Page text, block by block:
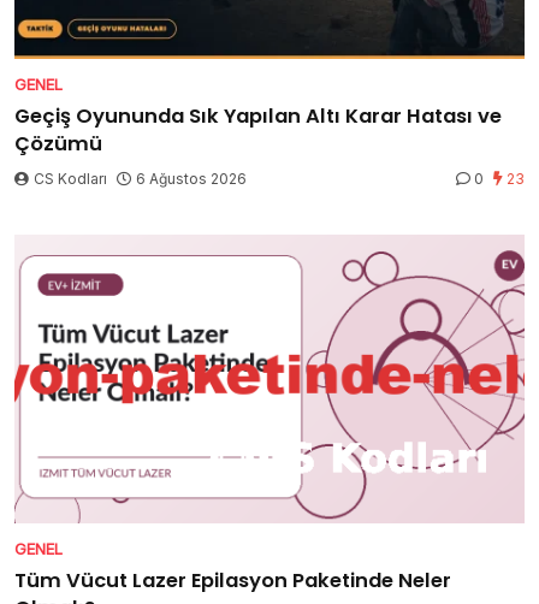
GENEL
Geçiş Oyununda Sık Yapılan Altı Karar Hatası ve
Çözümü
CS Kodları 6 Ağustos 2026 0 23
GENEL
Tüm Vücut Lazer Epilasyon Paketinde Neler